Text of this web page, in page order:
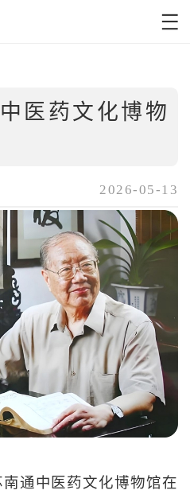
医药文化博物
2026-05-13
通中医药文化博物馆在